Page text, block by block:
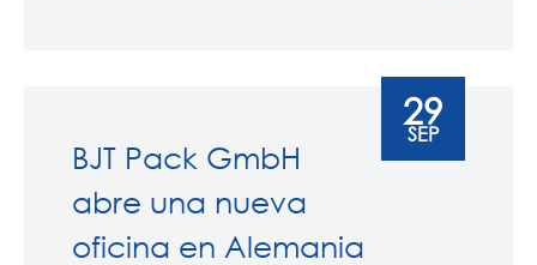
BJT Pack GmbH
abre una nueva
oficina en Alemania
29
SEP